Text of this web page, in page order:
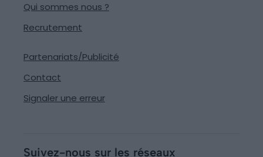
Qui sommes nous ?
Recrutement
Partenariats/Publicité
Contact
Signaler une erreur
Suivez-nous sur les réseaux